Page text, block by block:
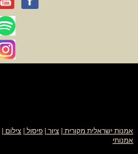
אמנות ישראלית מקורית ציור פיסול צילום
אמנותי